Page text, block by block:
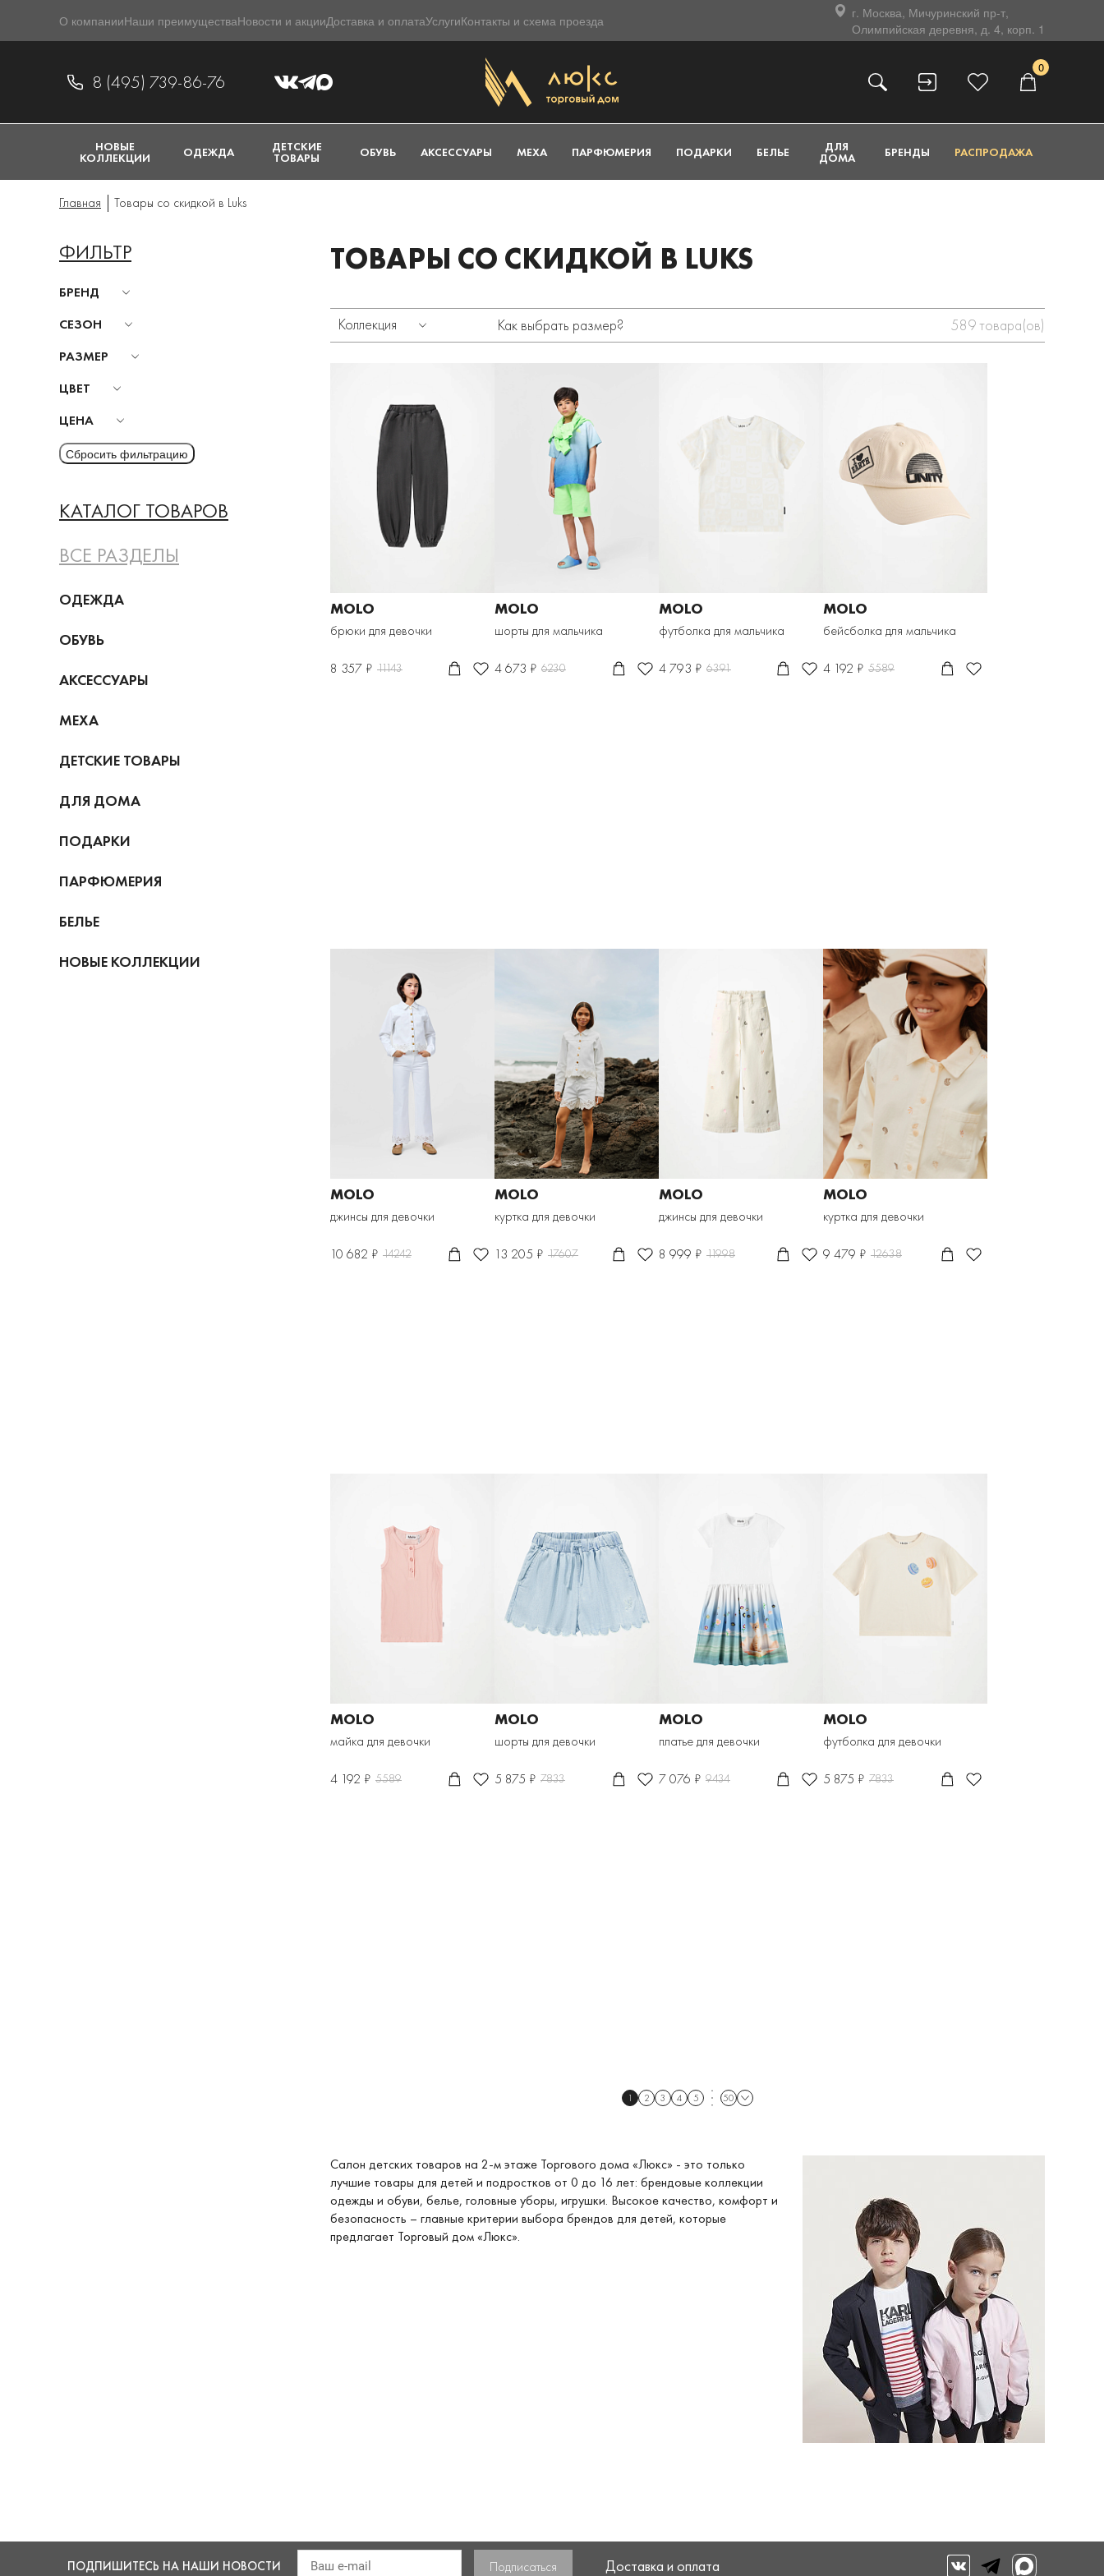
О компанииНаши преимуществаНовости и акцииДоставка и оплатаУслугиКонтакты и схема проезда
г. Москва, Мичуринский пр-т,
Олимпийская деревня, д. 4, корп. 1
8 (495) 739-86-76
0
НОВЫЕ
КОЛЛЕКЦИИ ОДЕЖДА ДЕТСКИЕ
ТОВАРЫ ОБУВЬ АКСЕССУАРЫ МЕХА ПАРФЮМЕРИЯ ПОДАРКИ БЕЛЬЕ ДЛЯ
ДОМА БРЕНДЫ РАСПРОДАЖА
Главная Товары со скидкой в Luks
ФИЛЬТР
БРЕНД
СЕЗОН
РАЗМЕР
ЦВЕТ
ЦЕНА
КАТАЛОГ ТОВАРОВ
ВСЕ РАЗДЕЛЫ
ОДЕЖДА
ОБУВЬ
АКСЕССУАРЫ
МЕХА
ДЕТСКИЕ ТОВАРЫ
ДЛЯ ДОМА
ПОДАРКИ
ПАРФЮМЕРИЯ
БЕЛЬЕ
НОВЫЕ КОЛЛЕКЦИИ
ТОВАРЫ СО СКИДКОЙ В LUKS
Коллекция Как выбрать размер? 589товара(ов)
MOLO
брюки для девочки
8 357 ₽ 11143
MOLO
шорты для мальчика
4 673 ₽ 6230
MOLO
футболка для мальчика
4 793 ₽ 6391
MOLO
бейсболка для мальчика
4 192 ₽ 5589
MOLO
джинсы для девочки
10 682 ₽ 14242
MOLO
куртка для девочки
13 205 ₽ 17607
MOLO
джинсы для девочки
8 999 ₽ 11998
MOLO
куртка для девочки
9 479 ₽ 12638
MOLO
майка для девочки
4 192 ₽ 5589
MOLO
шорты для девочки
5 875 ₽ 7833
MOLO
платье для девочки
7 076 ₽ 9434
MOLO
футболка для девочки
5 875 ₽ 7833
1 2 3 4 5 50
Салон детских товаров на 2-м этаже Торгового дома «Люкс» - это только
лучшие товары для детей и подростков от 0 до 16 лет: брендовые коллекции
одежды и обуви, белье, головные уборы, игрушки. Высокое качество, комфорт и
безопасность – главные критерии выбора брендов для детей, которые
предлагает Торговый дом «Люкс».
ПОДПИШИТЕСЬ НА НАШИ НОВОСТИ Доставка и оплата